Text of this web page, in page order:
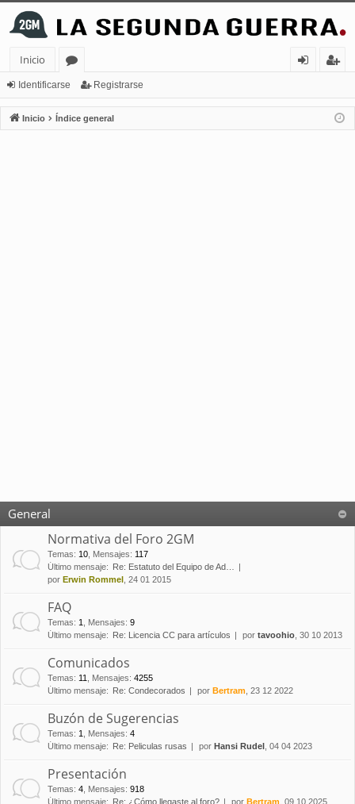
Inicio
or
os
nt
ifi
ist
ra
Identificarse Registrarse
Inicio Índice general
General
Normativa del Foro 2GM
Temas: 10 Mensajes: 117
Último mensaje:
Re: Estatuto del Equipo de Ad…
por Erwin Rommel , 24 01 2015
FAQ
Temas: 1 Mensajes: 9
Último mensaje:
Re: Licencia CC para artículos por tavoohio , 30 10 2013
Comunicados
Temas: 11 Mensajes: 4255
Último mensaje:
Re: Condecorados por Bertram , 23 12 2022
Buzón de Sugerencias
Temas: 1 Mensajes: 4
Último mensaje:
Re: Peliculas rusas por Hansi Rudel , 04 04 2023
Presentación
Temas: 4 Mensajes: 918
Último mensaje:
Re: ¿Cómo llegaste al foro? por Bertram , 09 10 2025